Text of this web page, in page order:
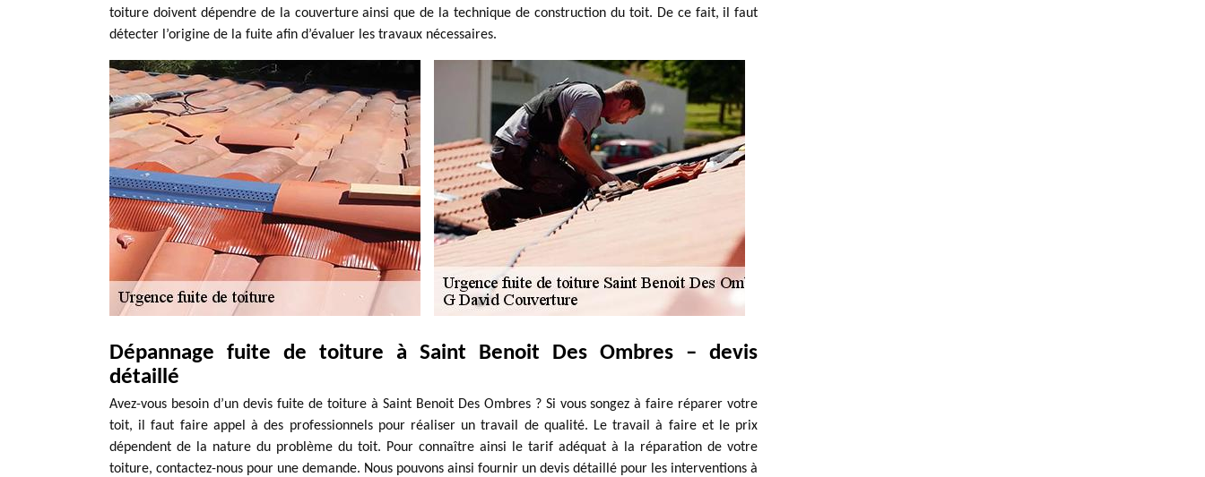
toiture doivent dépendre de la couverture ainsi que de la technique de construction du toit. De ce fait, il faut
détecter l’origine de la fuite afin d’évaluer les travaux nécessaires.
Dépannage fuite de toiture à Saint Benoit Des Ombres – devis
détaillé
Avez-vous besoin d’un devis fuite de toiture à Saint Benoit Des Ombres ? Si vous songez à faire réparer votre
toit, il faut faire appel à des professionnels pour réaliser un travail de qualité. Le travail à faire et le prix
dépendent de la nature du problème du toit. Pour connaître ainsi le tarif adéquat à la réparation de votre
toiture, contactez-nous pour une demande. Nous pouvons ainsi fournir un devis détaillé pour les interventions à